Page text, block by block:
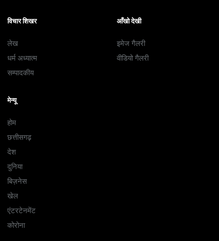
विचार शिखर
लेख
धर्म अध्यात्म
सम्पादकीय
आँखो देखी
इमेज गैलरी
वीडियो गैलरी
मेन्यू
होम
छत्तीसगढ़
देश
दुनिया
बिज़नेस
खेल
एंटरटेनमेंट
कोरोना